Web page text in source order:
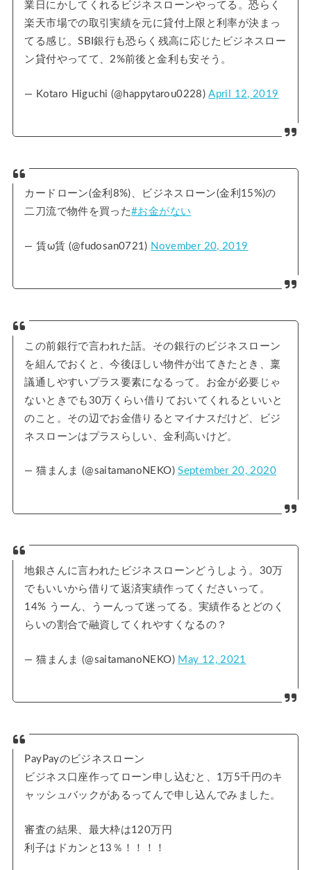
業日にかしてくれるビジネスローンやってる。恐らく
楽天市場での取引実績を元に貸付上限と利率が決まっ
てる感じ。SBI銀行も恐らく残高に応じたビジネスロー
ン貸付やってて、2%前後と金利も安そう。
— Kotaro Higuchi (@happytarou0228)April 12, 2019
カードローン(金利8%)、ビジネスローン(金利15%)の
二刀流で物件を買った#お金がない
— 賃ω賃 (@fudosan0721) November 20, 2019
この前銀行で言われた話。その銀行のビジネスローン
を組んでおくと、今後ほしい物件が出てきたとき、稟
議通しやすいプラス要素になるって。お金が必要じゃ
ないときでも30万くらい借りておいてくれるといいと
のこと。その辺でお金借りるとマイナスだけど、ビジ
ネスローンはプラスらしい、金利高いけど。
— 猫まんま (@saitamanoNEKO)September 20, 2020
地銀さんに言われたビジネスローンどうしよう。30万
でもいいから借りて返済実績作ってくださいって。
14% うーん、うーんって迷ってる。実績作るとどのく
らいの割合で融資してくれやすくなるの？
— 猫まんま (@saitamanoNEKO) May 12, 2021
PayPayのビジネスローン
ビジネス口座作ってローン申し込むと、1万5千円のキ
ャッシュバックがあるってんで申し込んでみました。
審査の結果、最大枠は120万円
利子はドカンと13％！！！！